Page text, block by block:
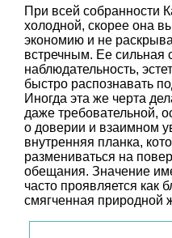
При всей собранности
холодной, скорее она
экономию и не
встречным. Ее сильная
наблюдательность,
быстро распознавать
Иногда эта же черта
даже требовательной,
о доверии и взаимном
внутренняя планка,
размениваться на
обещания. Значение
часто проявляется как
смягченная природной